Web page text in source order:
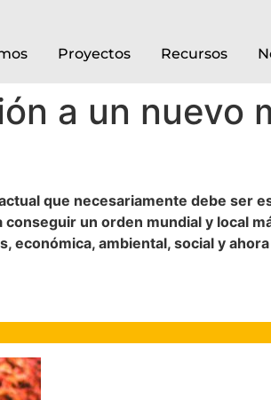
Proyectos Recursos
a un nuevo
que necesariamente debe ser
un orden mundial y local
ambiental, social y